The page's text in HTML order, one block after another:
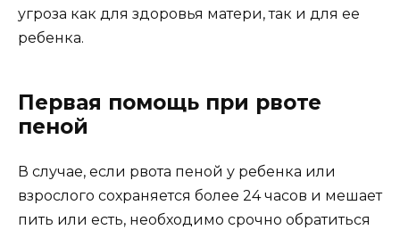
угроза как для здоровья матери, так и для ее
ребенка.
Первая помощь при рвоте
пеной
В случае, если рвота пеной у ребенка или
взрослого сохраняется более 24 часов и мешает
пить или есть, необходимо срочно обратиться